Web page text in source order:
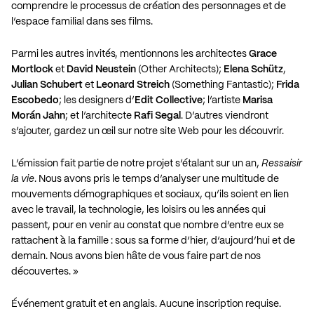
comprendre le processus de création des personnages et de
l’espace familial dans ses films.
Parmi les autres invités, mentionnons les architectes Grace
Mortlock et David Neustein (Other Architects); Elena Schütz,
Julian Schubert et Leonard Streich (Something Fantastic); Frida
Escobedo; les designers d’ Edit Collective; l’artiste Marisa
Morán Jahn; et l’architecte Rafi Segal . D’autres viendront
s’ajouter, gardez un œil sur notre site Web pour les découvrir.
L’émission fait partie de notre projet s’étalant sur un an, Ressaisir
la vie. Nous avons pris le temps d’analyser une multitude de
mouvements démographiques et sociaux, qu’ils soient en lien
avec le travail, la technologie, les loisirs ou les années qui
passent, pour en venir au constat que nombre d’entre eux se
rattachent à la famille : sous sa forme d’hier, d’aujourd’hui et de
demain. Nous avons bien hâte de vous faire part de nos
découvertes. »
Événement gratuit et en anglais. Aucune inscription requise.